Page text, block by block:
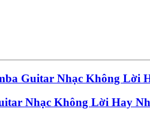
Nhạc Không Lời Hay